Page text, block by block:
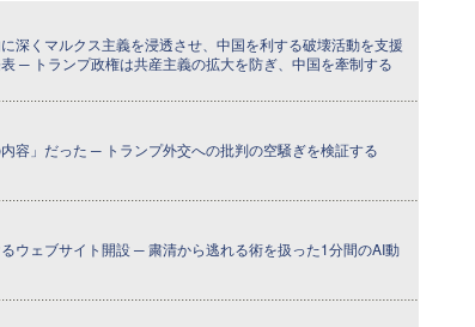
深くマルクス主義を浸透させ、中国を利する破壊活動を支援
─ トランプ政権は共産主義の拡大を防ぎ、中国を牽制する
容」だった ─ トランプ外交への批判の空騒ぎを検証する
ウェブサイト開設 ─ 粛清から逃れる術を扱った1分間のAI動